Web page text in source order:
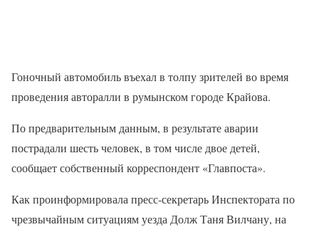
Гоночный автомобиль въехал в толпу зрителей во время
проведения авторалли в румынском городе Крайова.
По предварительным данным, в результате аварии
пострадали шесть человек, в том числе двое детей,
сообщает собственный корреспондент «Главпоста».
Как проинформировала пресс-секретарь Инспектората по
чрезвычайным ситуациям уезда Долж Таня Вилчану, на